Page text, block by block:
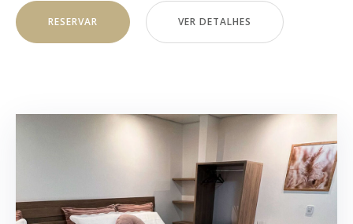
RESERVAR VER DETALHES